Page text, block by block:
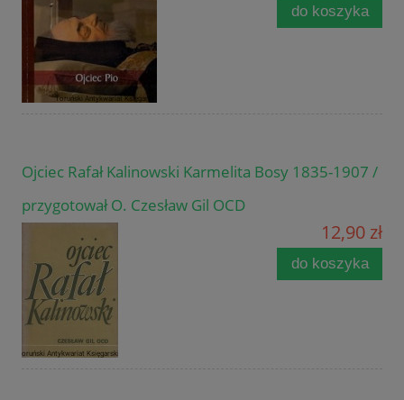
do koszyka
Ojciec Rafał Kalinowski Karmelita Bosy 1835-1907 /
przygotował O. Czesław Gil OCD
12,90 zł
do koszyka